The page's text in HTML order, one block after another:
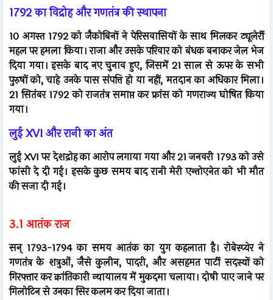
1792 का विद्रोह और गणतंत्र की स्थापना
10 अगस्त 1792 को जैकोबिनों ने पेरिसवासियों के साथ मिलकर ट्यूलेर्री
महल पर हमला किया। राजा और उसके परिवार को बंधक बनाकर जेल भेज
दिया गया। इसके बाद नए चुनाव हुए, जिसमें 21 साल से ऊपर के सभी
पुरुषों को, चाहे उनके पास संपत्ति हो या नहीं, मतदान का अधिकार मिला।
21 सितंबर 1792 को राजतंत्र समाप्त कर फ्रांस को गणराज्य घोषित किया
गया।
लुई XVI और रानी का अंत
लुई XVI पर देशद्रोह का आरोप लगाया गया और 21 जनवरी 1793 को उसे
फांसी दे दी गई। इसके कुछ समय बाद रानी मेरी एन्तोएनेत को भी मौत
की सजा दी गई।
3.1 आतंक राज
सन् 1793-1794 का समय आतंक का युग कहलाता है। रोबेस्प्येर ने
गणतंत्र के शत्रुओं, जैसे कुलीन, पादरी, और असहमत पार्टी सदस्यों को
गिरफ्तार कर क्रांतिकारी न्यायालय में मुकदमा चलाया। दोषी पाए जाने पर
गिलोटिन से उनका सिर कलम कर दिया जाता।